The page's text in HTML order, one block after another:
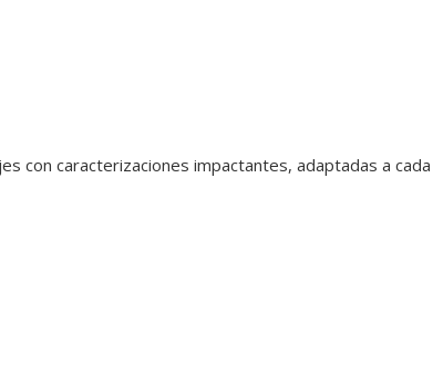
con caracterizaciones impactantes, adaptadas a cada